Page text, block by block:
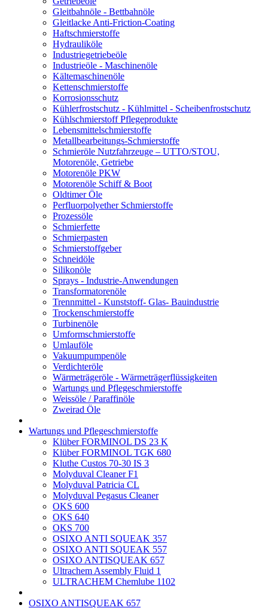
Gleitbahnöle - Bettbahnöle
Gleitlacke Anti-Friction-Coating
Haftschmierstoffe
Hydrauliköle
Industriegetriebeöle
Industrieöle - Maschinenöle
Kältemaschinenöle
Kettenschmierstoffe
Korrosionsschutz
Kühlerfrostschutz - Kühlmittel - Scheibenfrostschutz
Kühlschmierstoff Pflegeprodukte
Lebensmittelschmierstoffe
Metallbearbeitungs-Schmierstoffe
Schmieröle Nutzfahrzeuge – UTTO/STOU,
Motorenöle, Getriebe
Motorenöle PKW
Motorenöle Schiff & Boot
Oldtimer Öle
Perfluorpolyether Schmierstoffe
Prozessöle
Schmierfette
Schmierpasten
Schmierstoffgeber
Schneidöle
Silikonöle
Sprays - Industrie-Anwendungen
Transformatorenöle
Trennmittel - Kunststoff- Glas- Bauindustrie
Trockenschmierstoffe
Turbinenöle
Umformschmierstoffe
Umlauföle
Vakuumpumpenöle
Verdichteröle
Wärmeträgeröle - Wärmeträgerflüssigkeiten
Wartungs und Pflegeschmierstoffe
Weissöle / Paraffinöle
Zweirad Öle
Wartungs und Pflegeschmierstoffe
Klüber FORMINOL DS 23 K
Klüber FORMINOL TGK 680
Kluthe Custos 70-30 IS 3
Molyduval Cleaner F1
Molyduval Patricia CL
Molyduval Pegasus Cleaner
OKS 600
OKS 640
OKS 700
OSIXO ANTI SQUEAK 357
OSIXO ANTI SQUEAK 557
OSIXO ANTISQUEAK 657
Ultrachem Assembly Fluid 1
ULTRACHEM Chemlube 1102
OSIXO ANTISQUEAK 657